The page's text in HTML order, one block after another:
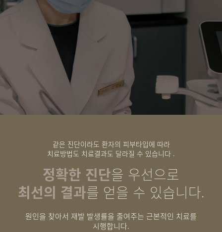
같은 진단이라도 환자의 피부타입에 따라
치료방법도 치료결과도 달라질 수 있습니다 .
정확한 진단을 우선으로
최선의 결과를 얻을 수 있습니다.
원인을 찾아서 재발 발생률을 줄여주는 근본적인 치료를
시행합니다.